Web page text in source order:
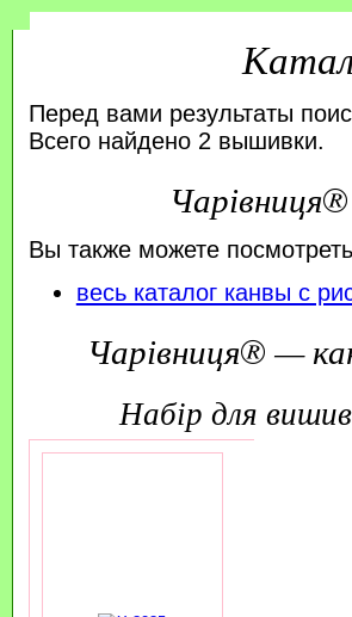
Перед вами результаты
Всего найдено 2 вышивки.
Вы также можете
весь каталог канвы с
Чарівниця® —
набір для